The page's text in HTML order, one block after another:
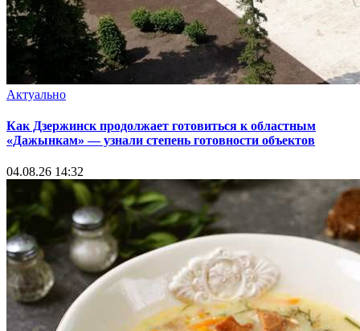
Актуально
Как Дзержинск продолжает готовиться к областным
«Дажынкам» — узнали степень готовности объектов
04.08.26 14:32